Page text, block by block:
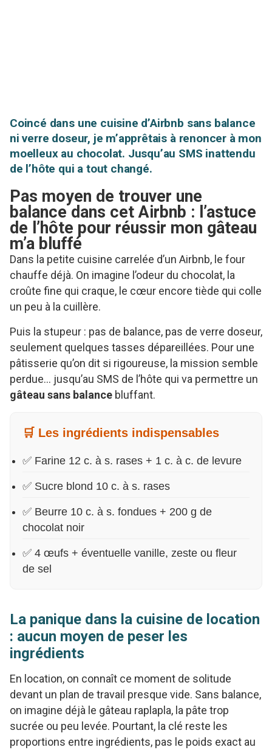
Coincé dans une cuisine d’Airbnb sans balance
ni verre doseur, je m’apprêtais à renoncer à mon
moelleux au chocolat. Jusqu’au SMS inattendu
de l’hôte qui a tout changé.
Pas moyen de trouver une
balance dans cet Airbnb : l’astuce
de l’hôte pour réussir mon gâteau
m’a bluffé
Dans la petite cuisine carrelée d’un Airbnb, le four
chauffe déjà. On imagine l’odeur du chocolat, la
croûte fine qui craque, le cœur encore tiède qui colle
un peu à la cuillère.
Puis la stupeur : pas de balance, pas de verre doseur,
seulement quelques tasses dépareillées. Pour une
pâtisserie qu’on dit si rigoureuse, la mission semble
perdue… jusqu’au SMS de l’hôte qui va permettre un
gâteau sans balance bluffant.
🛒 Les ingrédients indispensables
✅ Farine 12 c. à s. rases + 1 c. à c. de levure
✅ Sucre blond 10 c. à s. rases
✅ Beurre 10 c. à s. fondues + 200 g de
chocolat noir
✅ 4 œufs + éventuelle vanille, zeste ou fleur
de sel
La panique dans la cuisine de location
: aucun moyen de peser les
ingrédients
En location, on connaît ce moment de solitude
devant un plan de travail presque vide. Sans balance,
on imagine déjà le gâteau raplapla, la pâte trop
sucrée ou peu levée. Pourtant, la clé reste les
proportions entre ingrédients, pas le poids exact au